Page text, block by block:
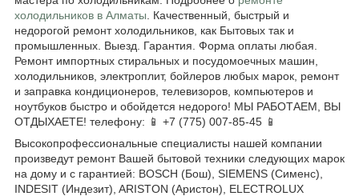
холодильников в Алматы . Качественный, быстрый и
недорогой ремонт холодильников, как Бытовых так и
промышленных. Выезд. Гарантия. Форма оплаты любая.
Ремонт импортных стиральных и посудомоечных машин,
холодильников, электроплит, бойлеров любых марок, ремонт
и заправка кондиционеров, телевизоров, компьютеров и
ноутбуков быстро и обойдется недорого! МЫ РАБОТАЕМ, ВЫ
ОТДЫХАЕТЕ! телефону: 📱 +7 (775) 007-85-45 📱
Высокопрофессиональные специалисты нашей компании
произведут ремонт Вашей бытовой техники следующих марок
на дому и с гарантией: BOSCH (Бош), SIEMENS (Сименс),
INDESIT (Индезит), ARISTON (Аристон), ELECTROLUX